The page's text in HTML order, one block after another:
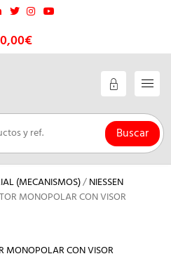
0,00€
Buscar
(MECANISMOS)/NIESSEN
MONOPOLAR CON VISOR